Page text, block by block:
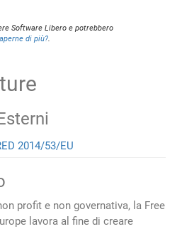
Software Libero e potrebbero
di più?.
2014/53/EU
profit e non governativa, la Free
lavora al fine di creare